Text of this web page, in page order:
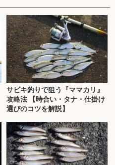
サビキ釣りで狙う『ママカリ』
攻略法 【時合い・タナ・仕掛け
選びのコツを解説】